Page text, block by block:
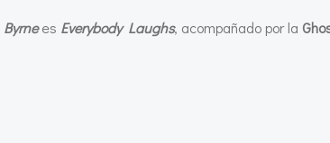
Byrne es Everybody Laughs, acompañado por la